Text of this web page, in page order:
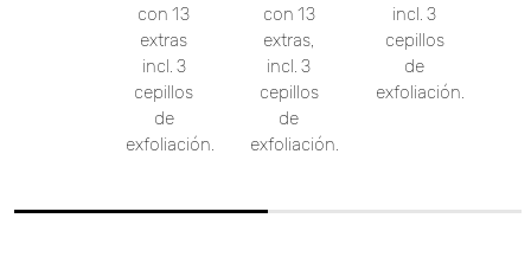
con 13
extras
incl. 3
cepillos
de
exfoliación.
con 13
extras,
incl. 3
cepillos
de
exfoliación.
incl. 3
cepillos
de
exfoliación.